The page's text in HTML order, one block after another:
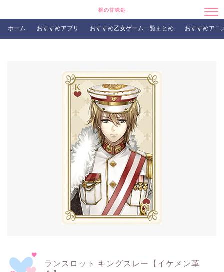
桃の甘味処
ホーム おすすめアプリ おすすめ乙女ゲーム一覧まとめ おすすめアニ
ランスロット キングスレー【イケメン革